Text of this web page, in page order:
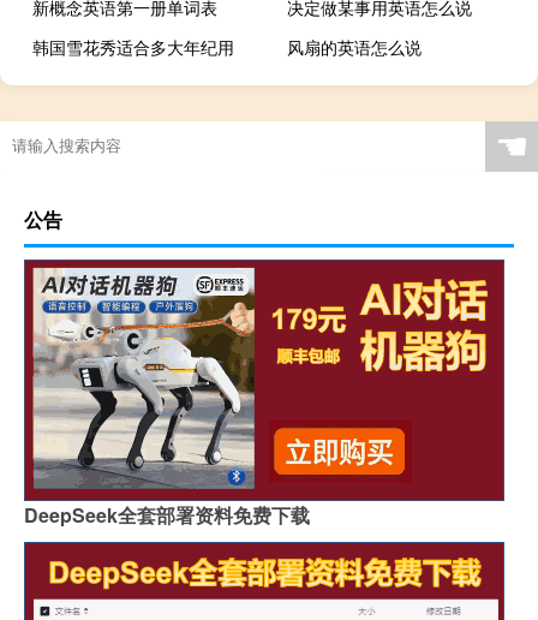
新概念英语第一册单词表
决定做某事用英语怎么说
韩国雪花秀适合多大年纪用
风扇的英语怎么说
☚
公告
DeepSeek全套部署资料免费下载